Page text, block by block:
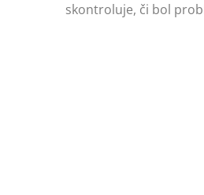
skontroluje, či bol